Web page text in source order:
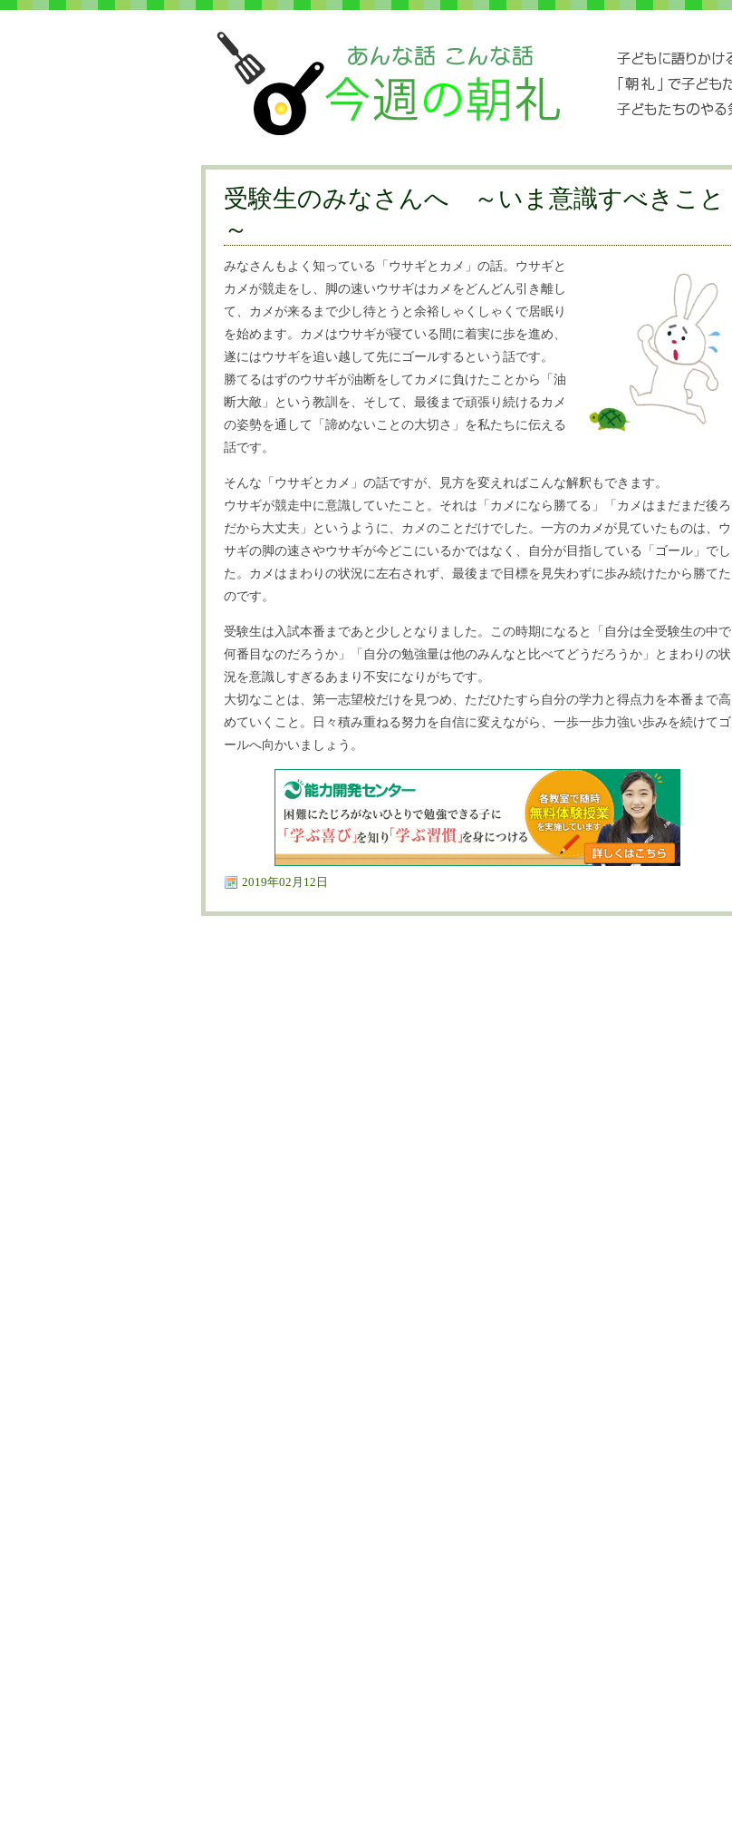
受験生のみなさんへ ～いま意識すべきこと
～
みなさんもよく知っている「ウサギとカメ」の話。ウサギと
カメが競走をし、脚の速いウサギはカメをどんどん引き離し
て、カメが来るまで少し待とうと余裕しゃくしゃくで居眠り
を始めます。カメはウサギが寝ている間に着実に歩を進め、
遂にはウサギを追い越して先にゴールするという話です。
勝てるはずのウサギが油断をしてカメに負けたことから「油
断大敵」という教訓を、そして、最後まで頑張り続けるカメ
の姿勢を通して「諦めないことの大切さ」を私たちに伝える
話です。
そんな「ウサギとカメ」の話ですが、見方を変えればこんな解釈もできます。
ウサギが競走中に意識していたこと。それは「カメになら勝てる」「カメはまだまだ後ろ
だから大丈夫」というように、カメのことだけでした。一方のカメが見ていたものは、ウ
サギの脚の速さやウサギが今どこにいるかではなく、自分が目指している「ゴール」でし
た。カメはまわりの状況に左右されず、最後まで目標を見失わずに歩み続けたから勝てた
のです。
受験生は入試本番まであと少しとなりました。この時期になると「自分は全受験生の中で
何番目なのだろうか」「自分の勉強量は他のみんなと比べてどうだろうか」とまわりの状
況を意識しすぎるあまり不安になりがちです。
大切なことは、第一志望校だけを見つめ、ただひたすら自分の学力と得点力を本番まで高
めていくこと。日々積み重ねる努力を自信に変えながら、一歩一歩力強い歩みを続けてゴ
ールへ向かいましょう。
2019年02月12日